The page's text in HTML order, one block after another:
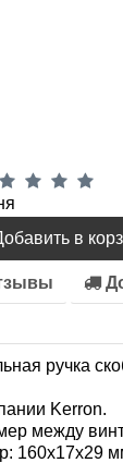
в
ручка
Kerron.
между
160х17х29